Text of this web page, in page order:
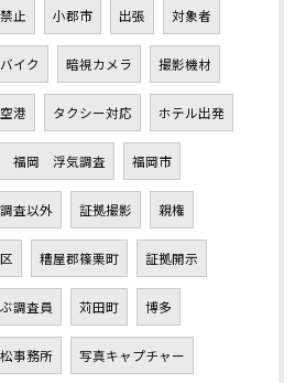
止 小郡市 出張 対象者
イク 暗視カメラ 撮影機材
港 タクシー対応 ホテル出発
福岡 浮気調査 福岡市
査以外 証拠撮影 親権
糟屋郡篠栗町 証拠開示
調査員 苅田町 博多
事務所 写真キャプチャー